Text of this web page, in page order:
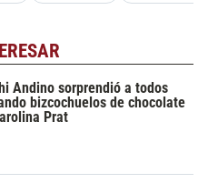
Andino sorprendió a todos
bizcochuelos de chocolate
Prat